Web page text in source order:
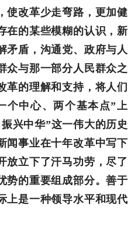
使改革少走弯路，更加健
在的某些模糊的认识，新
矛盾，沟通党、政府与人
众与那一部分人民群众之
革的理解和支持，将人们
个中心、两个基本点”上
兴中华”这一伟大的历史
闻事业在十年改革中写下
放立下了汗马功劳，尽了
势的重要组成部分。善于
上是一种领导水平和现代